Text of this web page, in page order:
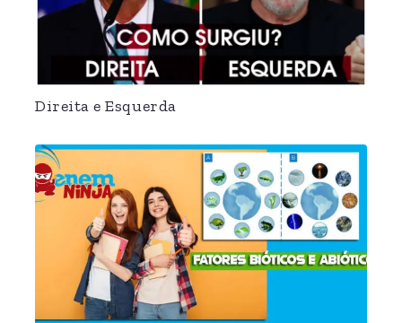
Direita e Esquerda